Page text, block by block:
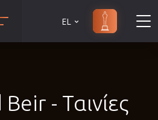
Αισθησιακές
EL
- Ταινίες